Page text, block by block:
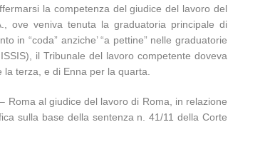
la competenza del giudice del lavoro del
ove veniva tenuta la graduatoria principale di
in “coda” anziche’ “a pettine” nelle graduatorie
il Tribunale del lavoro competente doveva
terza, e di Enna per la quarta.
Roma al giudice del lavoro di Roma, in relazione
sulla base della sentenza n. 41/11 della Corte